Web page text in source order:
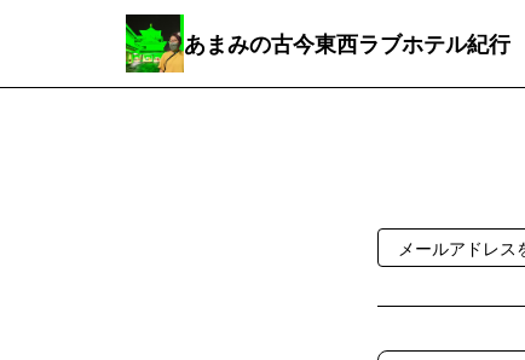
あまみの古今東西ラブホテル紀行